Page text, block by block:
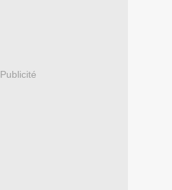
Publicité